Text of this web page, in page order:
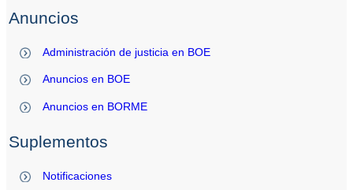
Anuncios
Administración de justicia en BOE
Anuncios en BOE
Anuncios en BORME
Suplementos
Notificaciones